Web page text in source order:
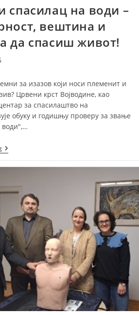
спасилац на води –
вештина и
да спасиш живот!
за изазов који носи племенит и
Црвени крст Војводине, као
за спасилаштво на
обуку и годишњу проверу за звање
води",…
Постани
Спасилац
Одговорност,
Вештина
Прилика
Да
Спасиш
Живот!